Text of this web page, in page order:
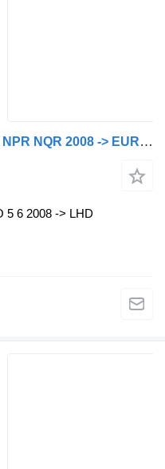
Isuzu BREITKABINE 2040mm NPR NQR 2008 -> EURO 5 EURO 6 Fahrerhaus für Isuzu LKW
5 6 2008 -> LHD